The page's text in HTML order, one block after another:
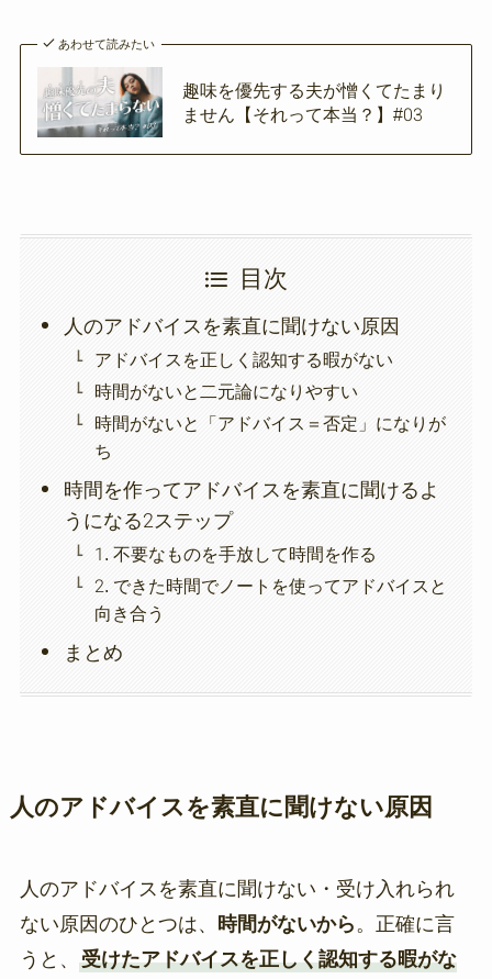
あわせて読みたい
趣味を優先する夫が憎くてたまり
ません【それって本当？】#03
目次
人のアドバイスを素直に聞けない原因
アドバイスを正しく認知する暇がない
時間がないと二元論になりやすい
時間がないと「アドバイス＝否定」になりが
ち
時間を作ってアドバイスを素直に聞けるよ
うになる2ステップ
1. 不要なものを手放して時間を作る
2. できた時間でノートを使ってアドバイスと
向き合う
まとめ
人のアドバイスを素直に聞けない原因
人のアドバイスを素直に聞けない・受け入れられ
ない原因のひとつは、 時間がないから。正確に言
うと、 受けたアドバイスを正しく認知する暇がな